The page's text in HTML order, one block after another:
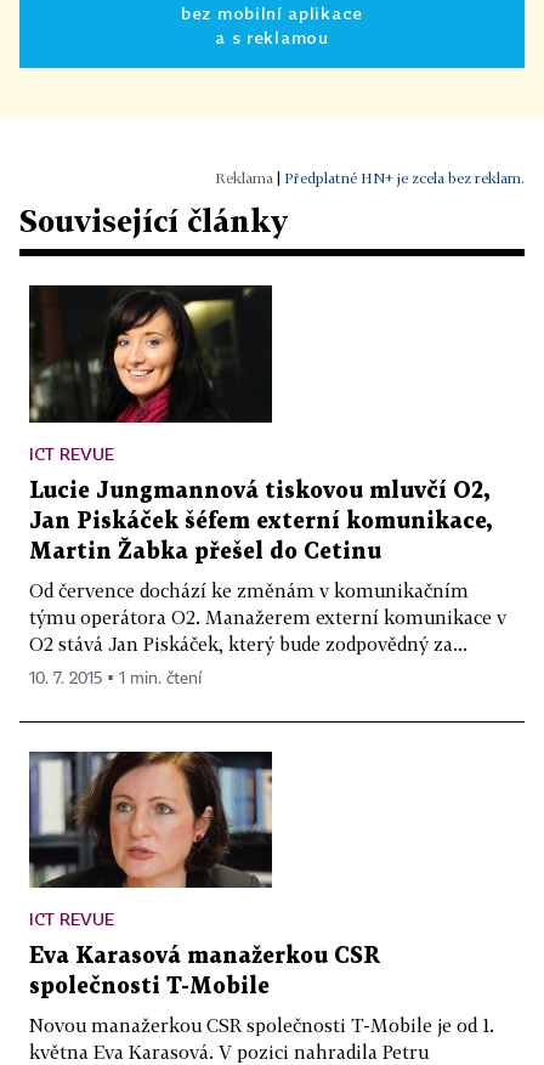
bez mobilní aplikace
a s reklamou
Předplatné HN+ je zcela bez reklam.
Související články
ICT REVUE
Lucie Jungmannová tiskovou mluvčí O2,
Jan Piskáček šéfem externí komunikace,
Martin Žabka přešel do Cetinu
Od července dochází ke změnám v komunikačním
týmu operátora O2. Manažerem externí komunikace v
O2 stává Jan Piskáček, který bude zodpovědný za...
10. 7. 2015 ▪ 1 min. čtení
ICT REVUE
Eva Karasová manažerkou CSR
společnosti T-Mobile
Novou manažerkou CSR společnosti T-Mobile je od 1.
května Eva Karasová. V pozici nahradila Petru